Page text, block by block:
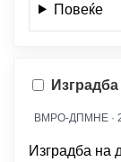
Повеќе
ВМРО-ДПМНЕ ·
Изградба на